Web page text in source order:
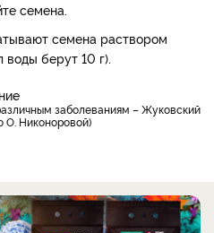
семена.
семена раствором
воды берут 10 г).
О. Никоноровой)